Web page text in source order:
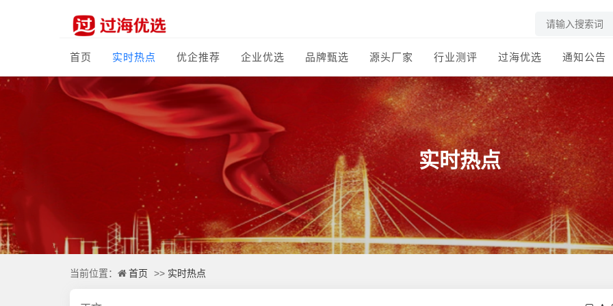
首页 实时热点 优企推荐 企业优选 品牌甄选 源头厂家 行业测评 过海优选 通知公告
实时热点
当前位置： 首页 >> 实时热点